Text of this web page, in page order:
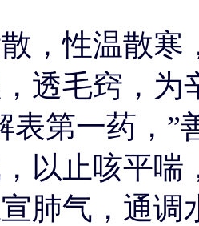
，性温散寒
透毛窍，为
表第一药，”
以止咳平喘
肺气，通调